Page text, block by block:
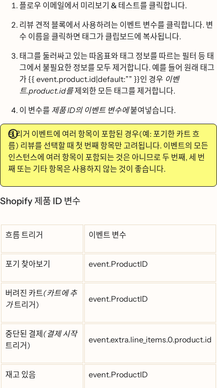
플로우 이메일에서 미리보기 & 테스트를 클릭합니다.
리뷰 견적 블록에서 사용하려는 이벤트 변수를 클릭합니다. 변
수 이름을 클릭하면 태그가 클립보드에 복사됩니다.
태그를 둘러싸고 있는 따옴표와 태그 정보를 따르는 필터 등 태
그에서 불필요한 정보를 모두 제거합니다. 예를 들어 원래 태그
가 {{ event.product.id|default:”” }}인 경우 이벤
트.product.id를제외한 모든 태그를 제거합니다.
이 변수를 제품 ID의 이벤트 변수에붙여넣습니다.
트리거 이벤트에 여러 항목이 포함된 경우(예: 포기한 카트 흐
름) 리뷰를 선택할 때 첫 번째 항목만 고려됩니다. 이벤트의 모든
인스턴스에 여러 항목이 포함되는 것은 아니므로 두 번째, 세 번
째 또는 기타 항목은 사용하지 않는 것이 좋습니다.
Shopify 제품 ID 변수
흐름 트리거 이벤트 변수
포기 찾아보기 event.ProductID
버려진 카트(카트에 추
가트리거)
event.ProductID
중단된 결제 (결제 시작
트리거)
event.extra.line_items.0.product.id
재고 있음 event.ProductID